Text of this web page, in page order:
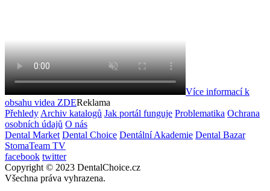
Více informací k
obsahu videa ZDEReklama
Přehledy Archiv katalogů Jak portál funguje Problematika Ochrana
osobních údajů O nás
Dental Market Dental Choice Dentální Akademie Dental Bazar
StomaTeam TV
facebook twitter
Copyright © 2023 DentalChoice.cz
Všechna práva vyhrazena.